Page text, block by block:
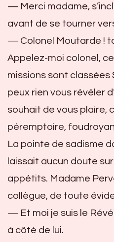
— Merci madame,
avant de se tourner
— Colonel Moutarde !
Appelez-moi colonel,
missions sont classées
peux rien vous révéler
souhait de vous plaire,
péremptoire,
La pointe de sadisme
laissait aucun doute
appétits. Madame
collègue, de toute
— Et moi je suis le
à côté de lui.